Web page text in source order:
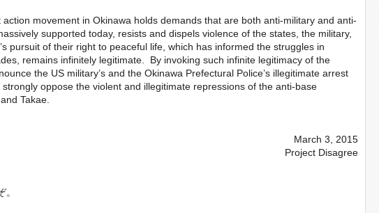
movement in Okinawa holds demands that are both anti-military and anti-
supported today, resists and dispels violence of the states, the military,
pursuit of their right to peaceful life, which has informed the struggles in
remains infinitely legitimate. By invoking such infinite legitimacy of the
the US military’s and the Okinawa Prefectural Police’s illegitimate arrest
oppose the violent and illegitimate repressions of the anti-base
Takae.
March 3, 2015
Project Disagree
。